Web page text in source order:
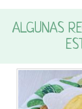
ALGUNAS